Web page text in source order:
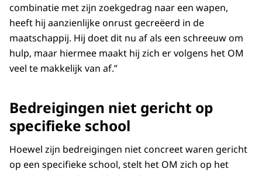
combinatie met zijn zoekgedrag naar een wapen,
heeft hij aanzienlijke onrust gecreëerd in de
maatschappij. Hij doet dit nu af als een schreeuw om
hulp, maar hiermee maakt hij zich er volgens het OM
veel te makkelijk van af.”
Bedreigingen niet gericht op
specifieke school
Hoewel zijn bedreigingen niet concreet waren gericht
op een specifieke school, stelt het OM zich op het